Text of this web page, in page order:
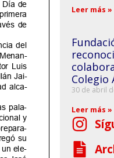
Leer más »
Colegio
30 de abril
Leer más »